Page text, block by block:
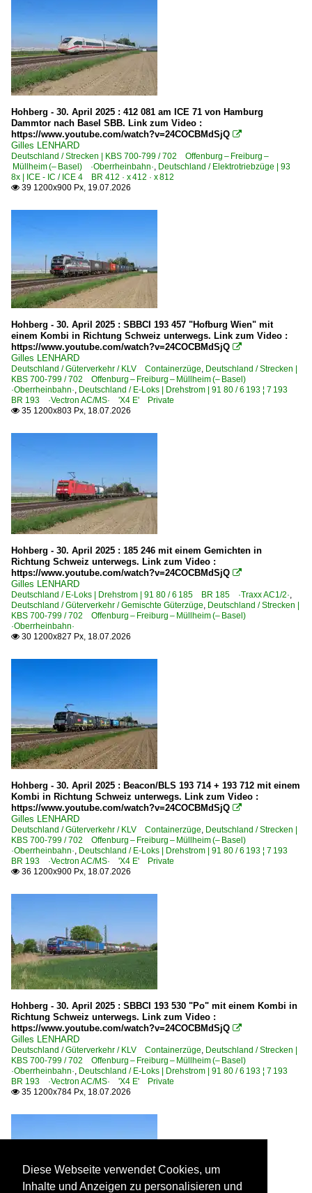
IC InterCity-Züge
NJ NightJet-Züge
Regionalzüge (Bundesländer)
Baden-Württemberg
Rheinland-Pfalz
Saarland
S-Bahnen und Regionalstadtbahnen
Stadtbahn Heilbronn - Albtalbahn ·AVG·
Straßenbahn
Straßenbahn Freiburg im Breisgau ·VAG·FVAG·
Straßenbahn Karlsruhe ·VBK· keine S-Bahn
Straßenbahn Mannheim ·rnv· ex MVV OEG
Strecken | KBS 600-699
Strecken | KBS 700-799
700 Mannheim – Karlsruhe ·Rheinbahn·
702 Karlsruhe – Ettlingen – Rastatt – Offenburg
717 Achern – Ottenhöfen SWEG ·Achertalbahn·
719 Appenweier – Kehl (–Strassburg) ·Europabahn·
720 Offenburg – Villingen – Singen (–Konstanz)
726 Denzlingen – Waldkirch – Elzach ·Elztalbahn·
742.1 Trossingen Bhf – Trossingen Stadt ·Trossinger
770 Bietigheim-Bissingen – Mühlacker – Bruchsal
Strecken | KBS 800-999
965 (Reutte–) Griesen – Garmisch-Partenkirchen
974 Biessenhofen – Marktoberdorf – Füssen ·König-
Unternehmen (A - K)
AKE Eisenbahntouristik, Gerolstein
Beacon Rail Capital Europe GmbH, München
BM Bahndienste GmbH, Karlsruhe ·BMB·
BoxXpress.de GmbH, Bad Honnef ·BOXX·
Captrain Deutschland CargoWest GmbH ·CCW·
Captrain Deutschland GmbH ·CTD· ab 01.2010
Centralbahn GmbH, Mönchengladbach ·CBB·
DB Cargo Deutschland AG, Mainz ex DB Schenker
DB Fahrwegdienste GmbH, Frankfurt/Main ·DBFWD·
FlixTrain GmbH, München ·FLX·
Gesellschaft für Fahrzeugtechnik mbH Crailsheim ·GfF·
Hohberg - 30. April 2025 : 412 081 am ICE 71 von Hamburg
Dammtor nach Basel SBB. Link zum Video :
https://www.youtube.com/watch?v=24COCBMdSjQ 
Gilles LENHARD
Deutschland / Strecken | KBS 700-799 / 702 Offenburg – Freiburg –
Müllheim (– Basel) ·Oberrheinbahn·, Deutschland / Elektrotriebzüge | 93
8x | ICE - IC / ICE 4 BR 412 · x 412 · x 812
 39 1200x900 Px, 19.07.2026
Hohberg - 30. April 2025 : SBBCI 193 457 "Hofburg Wien" mit
einem Kombi in Richtung Schweiz unterwegs. Link zum Video :
https://www.youtube.com/watch?v=24COCBMdSjQ 
Gilles LENHARD
Deutschland / Güterverkehr / KLV Containerzüge, Deutschland / Strecken |
KBS 700-799 / 702 Offenburg – Freiburg – Müllheim (– Basel)
·Oberrheinbahn·, Deutschland / E-Loks | Drehstrom | 91 80 / 6 193 ¦ 7 193
BR 193 ·Vectron AC/MS· 'X4 E' Private
 35 1200x803 Px, 18.07.2026
Hohberg - 30. April 2025 : 185 246 mit einem Gemichten in
Richtung Schweiz unterwegs. Link zum Video :
https://www.youtube.com/watch?v=24COCBMdSjQ 
Gilles LENHARD
Deutschland / E-Loks | Drehstrom | 91 80 / 6 185 BR 185 ·Traxx AC1/2·,
Deutschland / Güterverkehr / Gemischte Güterzüge, Deutschland / Strecken |
KBS 700-799 / 702 Offenburg – Freiburg – Müllheim (– Basel)
·Oberrheinbahn·
 30 1200x827 Px, 18.07.2026
Hohberg - 30. April 2025 : Beacon/BLS 193 714 + 193 712 mit einem
Kombi in Richtung Schweiz unterwegs. Link zum Video :
https://www.youtube.com/watch?v=24COCBMdSjQ 
Gilles LENHARD
Deutschland / Güterverkehr / KLV Containerzüge, Deutschland / Strecken |
KBS 700-799 / 702 Offenburg – Freiburg – Müllheim (– Basel)
·Oberrheinbahn·, Deutschland / E-Loks | Drehstrom | 91 80 / 6 193 ¦ 7 193
BR 193 ·Vectron AC/MS· 'X4 E' Private
 36 1200x900 Px, 18.07.2026
Hohberg - 30. April 2025 : SBBCI 193 530 "Po" mit einem Kombi in
Richtung Schweiz unterwegs. Link zum Video :
https://www.youtube.com/watch?v=24COCBMdSjQ 
Gilles LENHARD
Deutschland / Güterverkehr / KLV Containerzüge, Deutschland / Strecken |
KBS 700-799 / 702 Offenburg – Freiburg – Müllheim (– Basel)
·Oberrheinbahn·, Deutschland / E-Loks | Drehstrom | 91 80 / 6 193 ¦ 7 193
BR 193 ·Vectron AC/MS· 'X4 E' Private
 35 1200x784 Px, 18.07.2026
Diese Webseite verwendet Cookies, um
Inhalte und Anzeigen zu personalisieren und